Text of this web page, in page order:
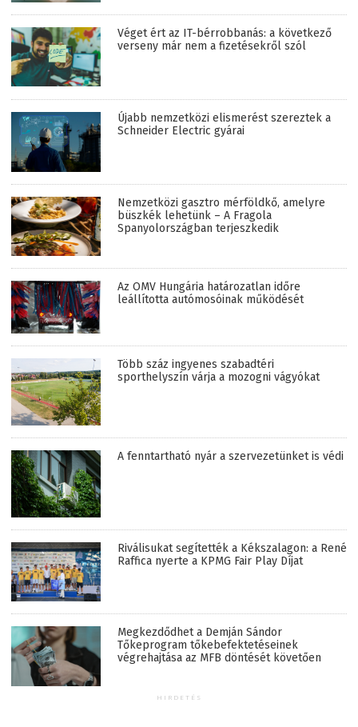
Véget ért az IT-bérrobbanás: a következő
verseny már nem a fizetésekről szól
Újabb nemzetközi elismerést szereztek a
Schneider Electric gyárai
Nemzetközi gasztro mérföldkő, amelyre
büszkék lehetünk – A Fragola
Spanyolországban terjeszkedik
Az OMV Hungária határozatlan időre
leállította autómosóinak működését
Több száz ingyenes szabadtéri
sporthelyszín várja a mozogni vágyókat
A fenntartható nyár a szervezetünket is védi
Riválisukat segítették a Kékszalagon: a René
Raffica nyerte a KPMG Fair Play Díjat
Megkezdődhet a Demján Sándor
Tőkeprogram tőkebefektetéseinek
végrehajtása az MFB döntését követően
HIRDETÉS